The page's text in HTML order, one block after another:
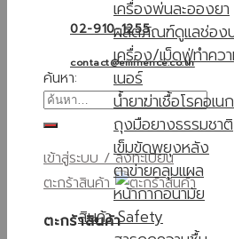
02-910-1255
contact@eminence.co.th
ค้นหา:
เข้าสู่ระบบ / ลงทะเบียน
ตะกร้าสินค้า
ตะกร้าสินค้า
เครื่องพ่นละอองยา
ผลิตภัณฑ์ดูแลช่อง
เครื่อง/เม็ดฟู่ทำคว
เนอร์
น้ำยาฆ่าเชื้อโรคอเ
ถุงมือยางธรรมชาติ
เข็มขัดพยุงหลัง
ตาข่ายคลุมแผล
หน้ากากอนามัย
สินค้า Safety